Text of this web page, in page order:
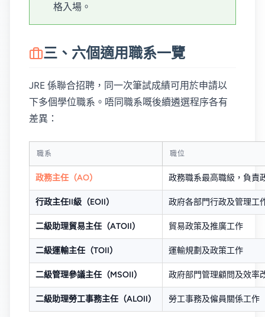
格入場。
三、六個適用職系一覽
JRE 係聯合招聘，同一次筆試成績可用於申請以
下多個學位職系。唔同職系嘅後續遴選程序各有
差異：
職系 職位
政務主任（AO） 政務職系最高職級，負責
行政主任II級（EOII） 政府各部門行政及管理工
二級助理貿易主任（ATOII） 貿易政策及推廣工作
二級運輸主任（TOII） 運輸規劃及政策工作
二級管理參議主任（MSOII） 政府部門管理顧問及效率
二級助理勞工事務主任（ALOII） 勞工事務及僱員關係工作